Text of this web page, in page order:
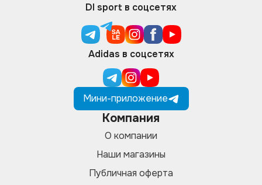
DI sport в соцсетях
Adidas в соцсетях
Мини-приложение
Компания
О компании
Наши магазины
Публичная оферта